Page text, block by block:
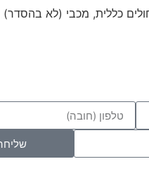
כללית, מכבי (לא